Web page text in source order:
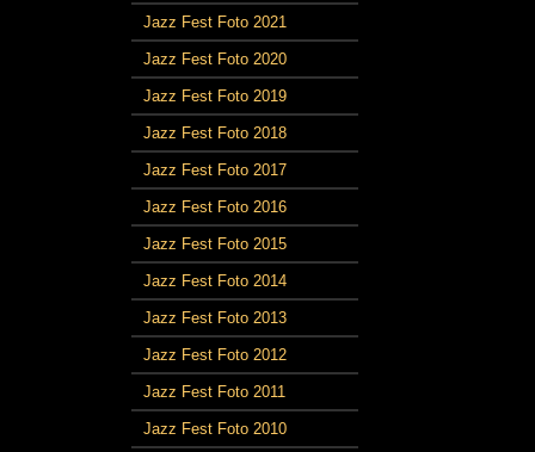
Jazz Fest Foto 2021
Jazz Fest Foto 2020
Jazz Fest Foto 2019
Jazz Fest Foto 2018
Jazz Fest Foto 2017
Jazz Fest Foto 2016
Jazz Fest Foto 2015
Jazz Fest Foto 2014
Jazz Fest Foto 2013
Jazz Fest Foto 2012
Jazz Fest Foto 2011
Jazz Fest Foto 2010